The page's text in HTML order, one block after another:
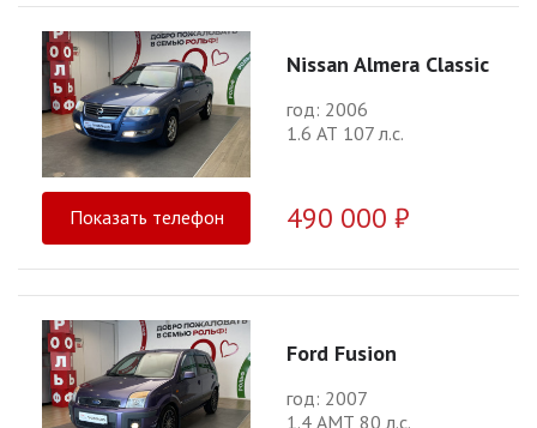
Nissan Almera Classic
год: 2006
1.6 АТ 107 л.с.
Показать телефон 490 000 ₽
Ford Fusion
год: 2007
1.4 АМТ 80 л.с.